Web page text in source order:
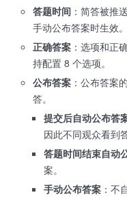
答题时间 ：简答被推
手动公布答案时生效。
正确答案 ：选项和正
持配置 8 个选项。
公布答案 ：公布答案
答。
提交后自动公布答
因此不同观众看到
答题时间结束自动
案。
手动公布答案 ：不